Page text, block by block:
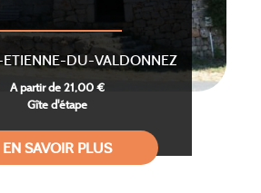
ETIENNE-DU-VALDONNEZ
A partir de 21,00 €
Gîte d'étape
EN SAVOIR PLUS